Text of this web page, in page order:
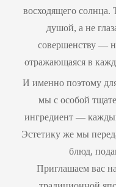
восходящего солнца.
душой, а не
совершенству —
отражающаяся в
И именно поэтому
мы с особой
ингредиент —
Эстетику же мы
блюд,
Приглашаем вас